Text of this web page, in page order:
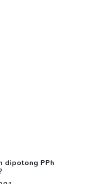
dipotong PPh